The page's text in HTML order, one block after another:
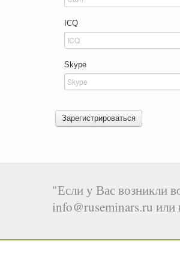
ICQ
Skype
Зарегистрироваться
"Если у Вас возникли
info@ruseminars.ru или